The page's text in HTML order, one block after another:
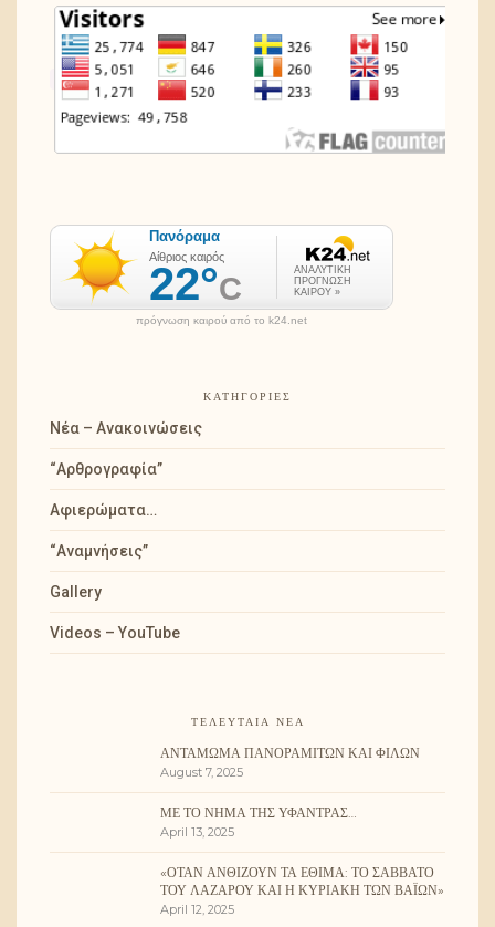
πρόγνωση καιρού από το k24.net
ΚΑΤΗΓΟΡΊΕΣ
Νέα – Ανακοινώσεις
“Αρθρογραφία”
Αφιερώματα…
“Αναμνήσεις”
Gallery
Videos – YouTube
ΤΕΛΕΥΤΑΊΑ ΝΈΑ
ΑΝΤΆΜΩΜΑ ΠΑΝΟΡΑΜΙΤΏΝ ΚΑΙ ΦΊΛΩΝ
August 7, 2025
ΜΕ ΤΟ ΝΉΜΑ ΤΗΣ ΥΦΆΝΤΡΑΣ…
April 13, 2025
«ΌΤΑΝ ΑΝΘΊΖΟΥΝ ΤΑ ΈΘΙΜΑ: ΤΟ ΣΆΒΒΑΤΟ
ΤΟΥ ΛΑΖΆΡΟΥ ΚΑΙ Η ΚΥΡΙΑΚΉ ΤΩΝ ΒΑΪ́ΩΝ»
April 12, 2025